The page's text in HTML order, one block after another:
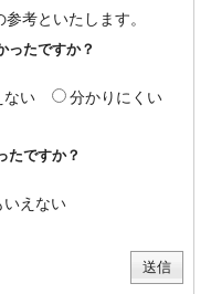
考といたします。
ったですか？
ない
分かりにくい
たですか？
いえない